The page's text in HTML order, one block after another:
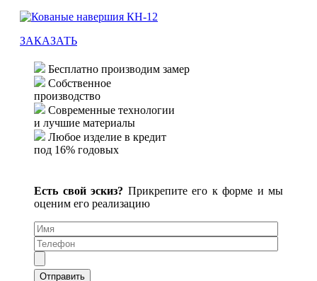
ЗАКАЗАТЬ
Бесплатно производим замер
Собственное
производство
Современные технологии
и лучшие материалы
Любое изделие в кредит
под 16% годовых
Есть свой эскиз? Прикрепите его к форме и мы
оценим его реализацию